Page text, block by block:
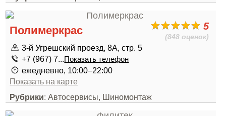
5
(848 оценок)
Полимеркрас
3-й Угрешский проезд, 8А, стр. 5
+7 (967) 7...Показать телефон
ежедневно, 10:00–22:00
Показать на карте
Рубрики: Автосервисы, Шиномонтаж